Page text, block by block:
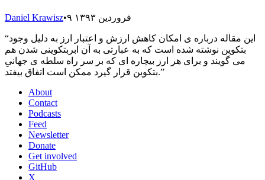
Daniel Krawisz• ۹ فروردین ۱۳۹۳
“این مقاله درباره ی امکان کاهش ارزش و اعتبار ارز به دلیل وجود
بتکوین نوشته شده است که به عبارتی به آن ابربتکوینی شدن هم
می گویند و برای هر ارز بیچاره ای که بر سر راه سلطه ی جهانیِ
بتکوین قرار گیرد ممکن است اتفاق بیفتد.”
About
Contact
Podcasts
Feed
Newsletter
Donate
Get involved
GitHub
X